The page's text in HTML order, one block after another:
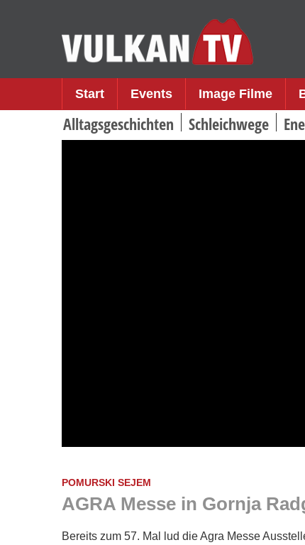
Start Events Image Filme
Alltagsgeschichten Schleichwege
POMURSKI SEJEM
AGRA Messe in Gornja
Bereits zum 57. Mal lud die Agra Messe